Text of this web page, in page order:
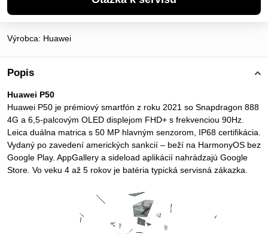
Výrobca: Huawei
Popis
Huawei P50
Huawei P50 je prémiový smartfón z roku 2021 so Snapdragon 888
4G a 6,5-palcovým OLED displejom FHD+ s frekvenciou 90Hz.
Leica duálna matrica s 50 MP hlavným senzorom, IP68 certifikácia.
Vydaný po zavedení amerických sankcií – beží na HarmonyOS bez
Google Play. AppGallery a sideload aplikácií nahrádzajú Google
Store. Vo veku 4 až 5 rokov je batéria typická servisná zákazka.